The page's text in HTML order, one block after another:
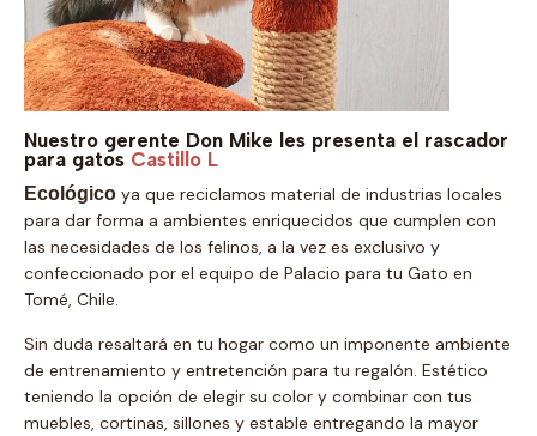
Nuestro gerente Don Mike les presenta el rascador
para gatos Castillo L
Ecológico ya que reciclamos material de industrias locales
para dar forma a ambientes enriquecidos que cumplen con
las necesidades de los felinos, a la vez es exclusivo y
confeccionado por el equipo de Palacio para tu Gato en
Tomé, Chile.
Sin duda resaltará en tu hogar como un imponente ambiente
de entrenamiento y entretención para tu regalón. Estético
teniendo la opción de elegir su color y combinar con tus
muebles, cortinas, sillones y estable entregando la mayor